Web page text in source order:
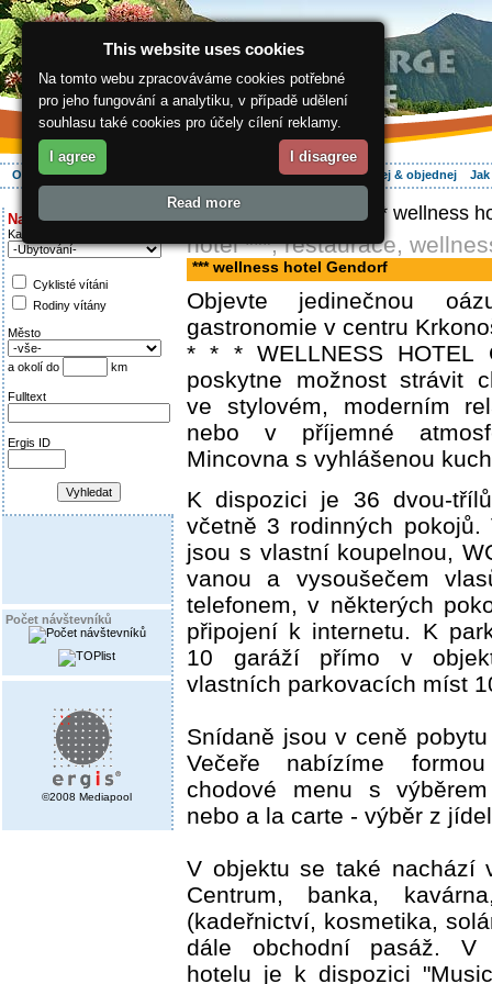
O regionu Aktivně Ubytování Hledej & objednej
Najděte si:
Kategorie
Cyklisté vítáni
Rodiny vítány
Město
a okolí do km
Fulltext
Ergis ID
Počet návštevníků
©2008 Mediapool
ergis.cz > *** wellness
hotel ***, restaurace,
*** wellness hotel Gendorf
Objevte jedinečnou
gastronomie v centru
* * * WELLNESS HOTEL
poskytne možnost strávit
ve stylovém, moderním
nebo v příjemné
Mincovna s vyhlášenou
K dispozici je 36 dvou-
včetně 3 rodinných pokojů.
jsou s vlastní koupelnou,
vanou a vysoušečem
telefonem, v některých
připojení k internetu. K
10 garáží přímo v
vlastních parkovacích míst
Snídaně jsou v ceně
Večeře nabízíme
chodové menu s
nebo a la carte - výběr z
V objektu se také nachází
Centrum, banka,
(kadeřnictví, kosmetika,
dále obchodní pasáž. V
hotelu je k dispozici
This website uses cookies
Na tomto webu zpracováváme cookies potřebné
pro jeho fungování a analytiku, v případě udělení
souhlasu také cookies pro účely cílení reklamy.
I agree I disagree
Read more